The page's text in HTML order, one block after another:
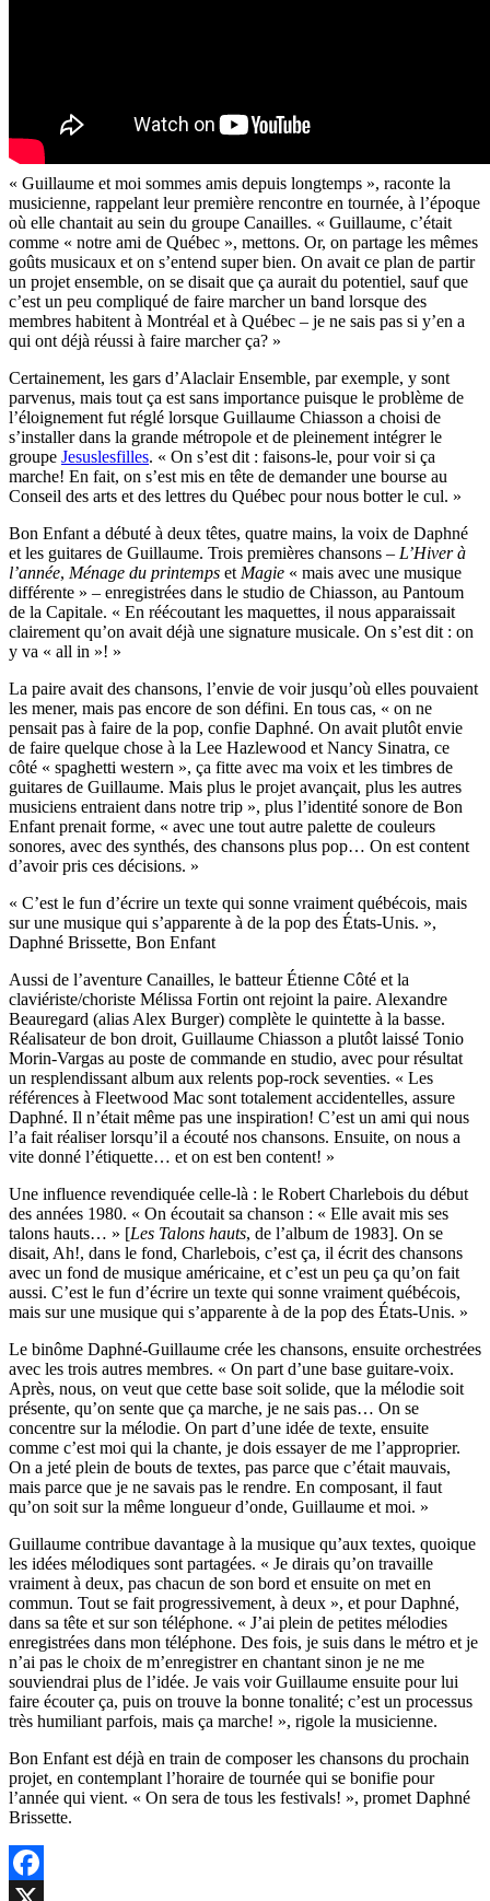
« Guillaume et moi sommes amis depuis longtemps », raconte la
musicienne, rappelant leur première rencontre en tournée, à l’époque
où elle chantait au sein du groupe Canailles. « Guillaume, c’était
comme « notre ami de Québec », mettons. Or, on partage les mêmes
goûts musicaux et on s’entend super bien. On avait ce plan de partir
un projet ensemble, on se disait que ça aurait du potentiel, sauf que
c’est un peu compliqué de faire marcher un band lorsque des
membres habitent à Montréal et à Québec – je ne sais pas si y’en a
qui ont déjà réussi à faire marcher ça? »
Certainement, les gars d’Alaclair Ensemble, par exemple, y sont
parvenus, mais tout ça est sans importance puisque le problème de
l’éloignement fut réglé lorsque Guillaume Chiasson a choisi de
s’installer dans la grande métropole et de pleinement intégrer le
groupe Jesuslesfilles. « On s’est dit : faisons-le, pour voir si ça
marche! En fait, on s’est mis en tête de demander une bourse au
Conseil des arts et des lettres du Québec pour nous botter le cul. »
Bon Enfant a débuté à deux têtes, quatre mains, la voix de Daphné
et les guitares de Guillaume. Trois premières chansons – L’Hiver à
l’année, Ménage du printemps et Magie « mais avec une musique
différente » – enregistrées dans le studio de Chiasson, au Pantoum
de la Capitale. « En réécoutant les maquettes, il nous apparaissait
clairement qu’on avait déjà une signature musicale. On s’est dit : on
y va « all in »! »
La paire avait des chansons, l’envie de voir jusqu’où elles pouvaient
les mener, mais pas encore de son défini. En tous cas, « on ne
pensait pas à faire de la pop, confie Daphné. On avait plutôt envie
de faire quelque chose à la Lee Hazlewood et Nancy Sinatra, ce
côté « spaghetti western », ça fitte avec ma voix et les timbres de
guitares de Guillaume. Mais plus le projet avançait, plus les autres
musiciens entraient dans notre trip », plus l’identité sonore de Bon
Enfant prenait forme, « avec une tout autre palette de couleurs
sonores, avec des synthés, des chansons plus pop… On est content
d’avoir pris ces décisions. »
« C’est le fun d’écrire un texte qui sonne vraiment québécois, mais
sur une musique qui s’apparente à de la pop des États-Unis. »,
Daphné Brissette, Bon Enfant
Aussi de l’aventure Canailles, le batteur Étienne Côté et la
claviériste/choriste Mélissa Fortin ont rejoint la paire. Alexandre
Beauregard (alias Alex Burger) complète le quintette à la basse.
Réalisateur de bon droit, Guillaume Chiasson a plutôt laissé Tonio
Morin-Vargas au poste de commande en studio, avec pour résultat
un resplendissant album aux relents pop-rock seventies. « Les
références à Fleetwood Mac sont totalement accidentelles, assure
Daphné. Il n’était même pas une inspiration! C’est un ami qui nous
l’a fait réaliser lorsqu’il a écouté nos chansons. Ensuite, on nous a
vite donné l’étiquette… et on est ben content! »
Une influence revendiquée celle-là : le Robert Charlebois du début
des années 1980. « On écoutait sa chanson : « Elle avait mis ses
talons hauts… » [Les Talons hauts, de l’album de 1983]. On se
disait, Ah!, dans le fond, Charlebois, c’est ça, il écrit des chansons
avec un fond de musique américaine, et c’est un peu ça qu’on fait
aussi. C’est le fun d’écrire un texte qui sonne vraiment québécois,
mais sur une musique qui s’apparente à de la pop des États-Unis. »
Le binôme Daphné-Guillaume crée les chansons, ensuite orchestrées
avec les trois autres membres. « On part d’une base guitare-voix.
Après, nous, on veut que cette base soit solide, que la mélodie soit
présente, qu’on sente que ça marche, je ne sais pas… On se
concentre sur la mélodie. On part d’une idée de texte, ensuite
comme c’est moi qui la chante, je dois essayer de me l’approprier.
On a jeté plein de bouts de textes, pas parce que c’était mauvais,
mais parce que je ne savais pas le rendre. En composant, il faut
qu’on soit sur la même longueur d’onde, Guillaume et moi. »
Guillaume contribue davantage à la musique qu’aux textes, quoique
les idées mélodiques sont partagées. « Je dirais qu’on travaille
vraiment à deux, pas chacun de son bord et ensuite on met en
commun. Tout se fait progressivement, à deux », et pour Daphné,
dans sa tête et sur son téléphone. « J’ai plein de petites mélodies
enregistrées dans mon téléphone. Des fois, je suis dans le métro et je
n’ai pas le choix de m’enregistrer en chantant sinon je ne me
souviendrai plus de l’idée. Je vais voir Guillaume ensuite pour lui
faire écouter ça, puis on trouve la bonne tonalité; c’est un processus
très humiliant parfois, mais ça marche! », rigole la musicienne.
Bon Enfant est déjà en train de composer les chansons du prochain
projet, en contemplant l’horaire de tournée qui se bonifie pour
l’année qui vient. « On sera de tous les festivals! », promet Daphné
Brissette.